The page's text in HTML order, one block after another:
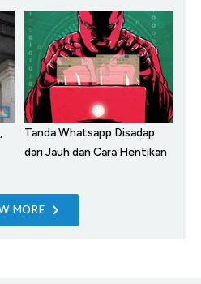
Tanda Whatsapp Disadap
dari Jauh dan Cara Hentikan
MORE